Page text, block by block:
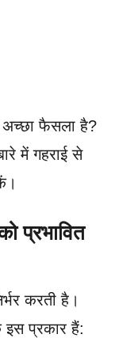
फैसला है?
में गहराई से
प्रभावित
करती है।
इस प्रकार हैं: